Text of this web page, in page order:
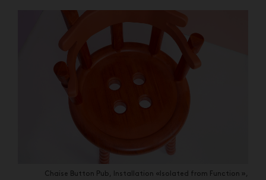
Chaise Button Pub, Installation «Isolated from Function »,